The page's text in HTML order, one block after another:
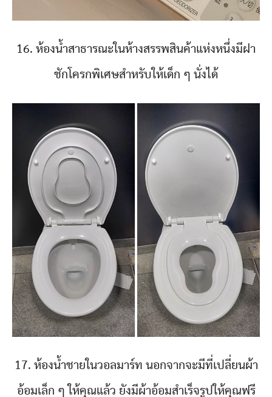
16. ห้องน้ำสาธารณะในห้างสรรพสินค้าแห่งหนึ่งมีฝา
ชักโครกพิเศษสำหรับให้เด็ก ๆ นั่งได้
17. ห้องน้ำชายในวอลมาร์ท นอกจากจะมีที่เปลี่ยนผ้า
อ้อมเล็ก ๆ ให้คุณแล้ว ยังมีผ้าอ้อมสำเร็จรูปให้คุณฟรี